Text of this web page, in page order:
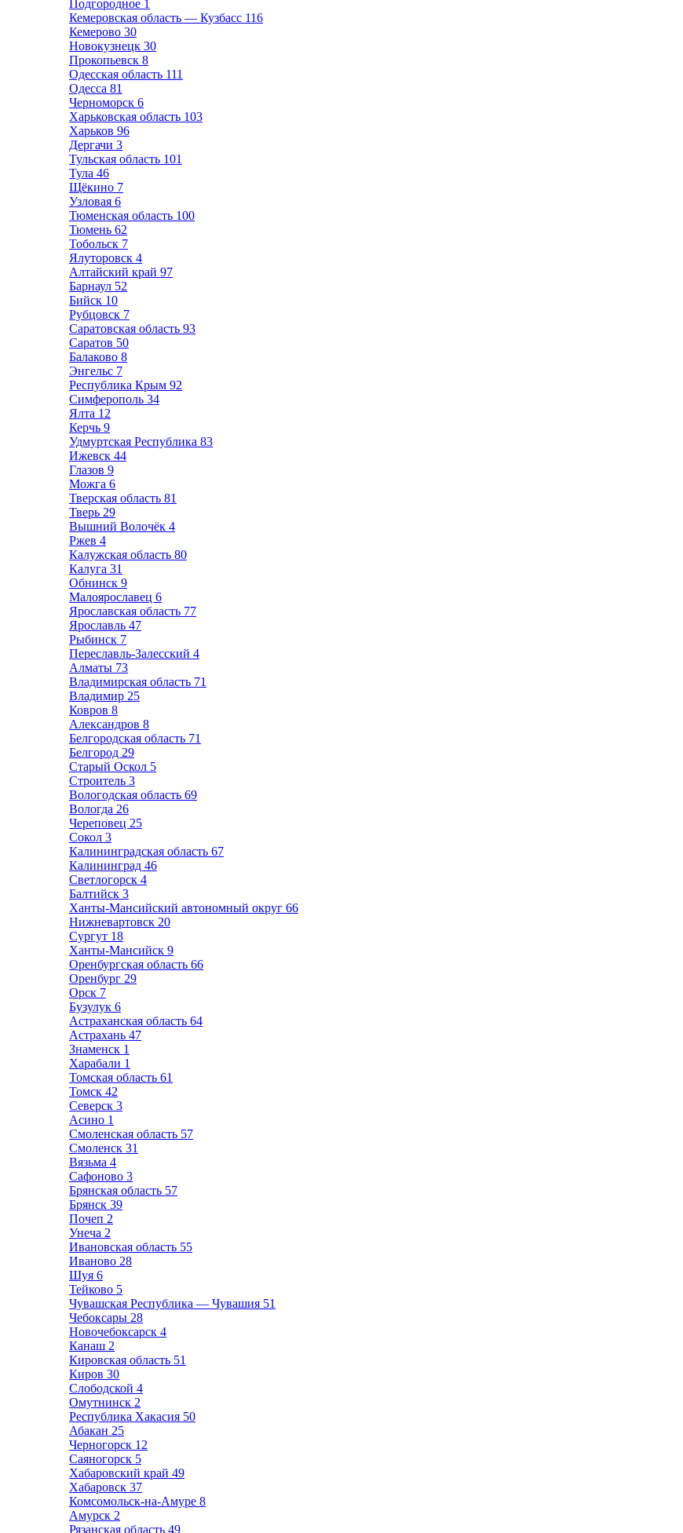
Подгородное 1
Кемеровская область — Кузбасс 116
Кемерово 30
Новокузнецк 30
Прокопьевск 8
Одесская область 111
Одесса 81
Черноморск 6
Харьковская область 103
Харьков 96
Дергачи 3
Тульская область 101
Тула 46
Щёкино 7
Узловая 6
Тюменская область 100
Тюмень 62
Тобольск 7
Ялуторовск 4
Алтайский край 97
Барнаул 52
Бийск 10
Рубцовск 7
Саратовская область 93
Саратов 50
Балаково 8
Энгельс 7
Республика Крым 92
Симферополь 34
Ялта 12
Керчь 9
Удмуртская Республика 83
Ижевск 44
Глазов 9
Можга 6
Тверская область 81
Тверь 29
Вышний Волочёк 4
Ржев 4
Калужская область 80
Калуга 31
Обнинск 9
Малоярославец 6
Ярославская область 77
Ярославль 47
Рыбинск 7
Переславль-Залесский 4
Алматы 73
Владимирская область 71
Владимир 25
Ковров 8
Александров 8
Белгородская область 71
Белгород 29
Старый Оскол 5
Строитель 3
Вологодская область 69
Вологда 26
Череповец 25
Сокол 3
Калининградская область 67
Калининград 46
Светлогорск 4
Балтийск 3
Ханты-Мансийский автономный округ 66
Нижневартовск 20
Сургут 18
Ханты-Мансийск 9
Оренбургская область 66
Оренбург 29
Орск 7
Бузулук 6
Астраханская область 64
Астрахань 47
Знаменск 1
Харабали 1
Томская область 61
Томск 42
Северск 3
Асино 1
Смоленская область 57
Смоленск 31
Вязьма 4
Сафоново 3
Брянская область 57
Брянск 39
Почеп 2
Унеча 2
Ивановская область 55
Иваново 28
Шуя 6
Тейково 5
Чувашская Республика — Чувашия 51
Чебоксары 28
Новочебоксарск 4
Канаш 2
Кировская область 51
Киров 30
Слободской 4
Омутнинск 2
Республика Хакасия 50
Абакан 25
Черногорск 12
Саяногорск 5
Хабаровский край 49
Хабаровск 37
Комсомольск-на-Амуре 8
Амурск 2
Рязанская область 49